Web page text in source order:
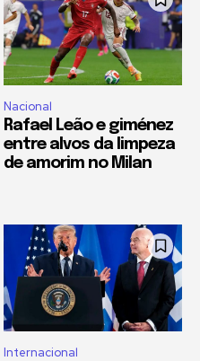
Nacional
Rafael Leão e giménez
entre alvos da limpeza
de amorim no Milan
Internacional